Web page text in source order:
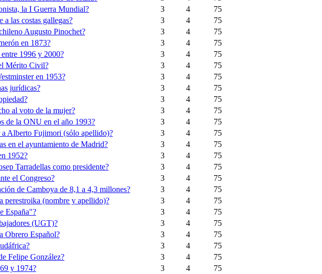
la I Guerra Mundial? 3 4
75
a las costas gallegas? 3 4
75
Augusto Pinochet? 3 4
75
en 1873? 3 4
75
1996 y 2000? 3 4
75
Mérito Civil? 3 4
75
en 1953? 3 4
75
jurídicas? 3 4
75
3 4
75
al voto de la mujer? 3 4
75
de la ONU en el año 1993? 3 4
75
Alberto Fujimori (sólo apellido)? 3 4
75
en el ayuntamiento de Madrid? 3 4
75
1952? 3 4
75
Tarradellas como presidente? 3 4
75
el Congreso? 3 4
75
de Camboya de 8,1 a 4,3 millones? 3 4
75
perestroika (nombre y apellido)? 3 4
75
España"? 3 4
75
(UGT)? 3 4
75
Obrero Español? 3 4
75
3 4
75
Felipe González? 3 4
75
y 1974? 3 4
75